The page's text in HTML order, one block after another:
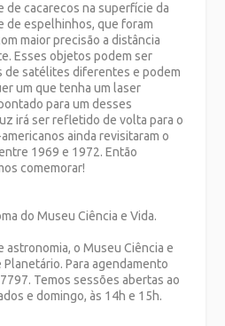
de cacarecos na superfície da
de espelhinhos, que foram
maior precisão a distância
Esses objetos podem ser
de satélites diferentes e podem
um que tenha um laser
para um desses
irá ser refletido de volta para o
ainda revisitaram o
1969 e 1972. Então
comemorar!
do Museu Ciência e Vida.
astronomia, o Museu Ciência e
Para agendamento
Temos sessões abertas ao
e domingo, às 14h e 15h.